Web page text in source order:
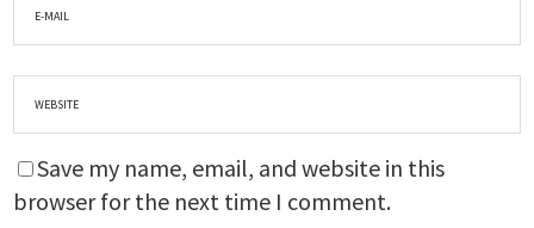
Save my name, email, and website in this
browser for the next time I comment.